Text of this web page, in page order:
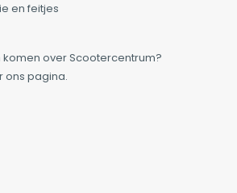
en feitjes
komen over Scootercentrum?
ons pagina.